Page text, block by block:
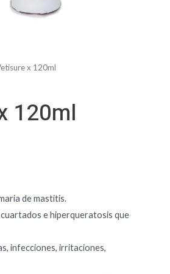
x 120ml
120ml
de mastitis.
e hiperqueratosis que
infecciones, irritaciones,